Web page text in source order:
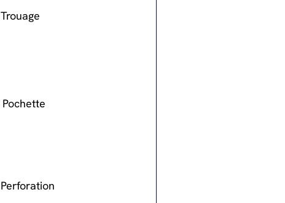
Trouage
Pochette
Perforation